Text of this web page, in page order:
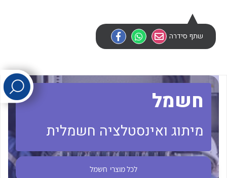
לכל מוצרי היצרן
לכל מוצרי היצרן לכל מוצרי היצרן
שתף סידרה
חשמל
מיתוג ואינסטלציה חשמלית
לכל מוצרי חשמל